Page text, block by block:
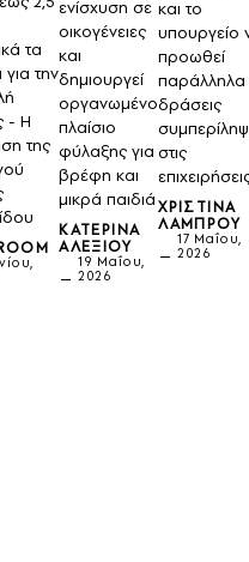
τα
την
- Η
της
ενίσχυση σε
οικογένειες
και
δημιουργεί
οργανωμένο
πλαίσιο
φύλαξης για
βρέφη και
μικρά παιδιά
ΚΑΤΕΡΊΝΑ
ΑΛΕΞΊΟΥ
19 Μαΐου,
2026
και το
υπουργείο
προωθεί
παράλληλα
δράσεις
στις
ΧΡΙΣΤΊΝΑ
ΛΆΜΠΡΟΥ
17 Μαΐου,
2026